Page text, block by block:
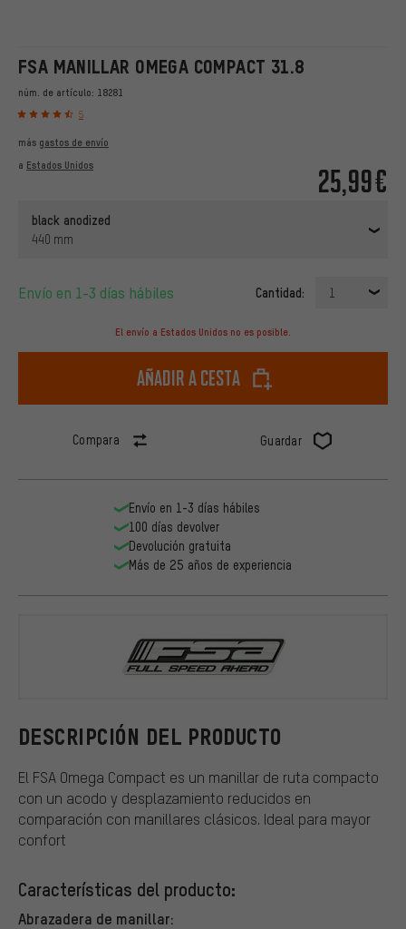
FSA MANILLAR OMEGA COMPACT 31.8
núm. de artículo: 18281
5
25,99€
más gastos de envío
a Estados Unidos
black anodized
440 mm
Envío en 1-3 días hábiles Cantidad: 1
El envío a Estados Unidos no es posible.
Añadir a cesta
Compara Guardar
DESCRIPCIÓN DEL PRODUCTO
El FSA Omega Compact es un manillar de ruta compacto
con un acodo y desplazamiento reducidos en
comparación con manillares clásicos. Ideal para mayor
confort
Características del producto:
Abrazadera de manillar:
Envío en 1-3 días hábiles
100 días devolver
Devolución gratuita
Más de 25 años de experiencia